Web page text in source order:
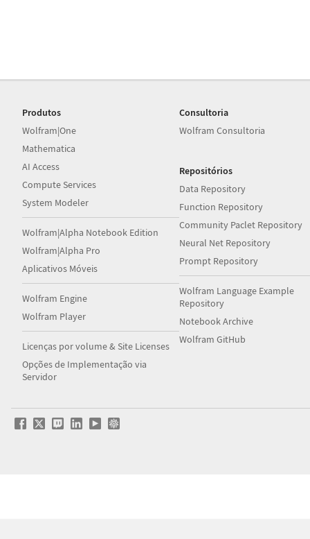
Produtos
Wolfram|One
Mathematica
AI Access
Compute Services
System Modeler
Wolfram|Alpha Notebook Edition
Wolfram|Alpha Pro
Aplicativos Móveis
Wolfram Engine
Wolfram Player
Licenças por volume & Site Licenses
Opções de Implementação via
Servidor
Consultoria
Wolfram Consultoria
Repositórios
Data Repository
Function Repository
Community Paclet Repository
Neural Net Repository
Prompt Repository
Wolfram Language Example
Repository
Notebook Archive
Wolfram GitHub